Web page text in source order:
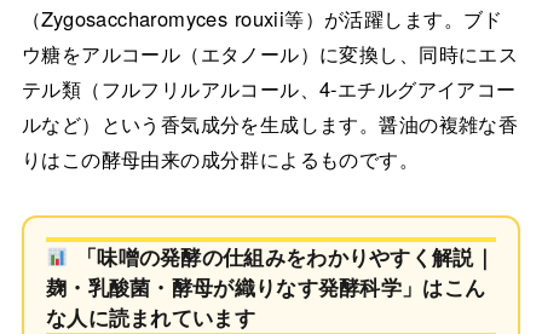
（Zygosaccharomyces rouxii等）が活躍します。ブド
ウ糖をアルコール（エタノール）に変換し、同時にエス
テル類（フルフリルアルコール、4-エチルグアイアコー
ルなど）という香気成分を生成します。醤油の複雑な香
りはこの酵母由来の成分群によるものです。
「味噌の発酵の仕組みをわかりやすく解説｜
麹・乳酸菌・酵母が織りなす発酵科学」はこん
な人に読まれています